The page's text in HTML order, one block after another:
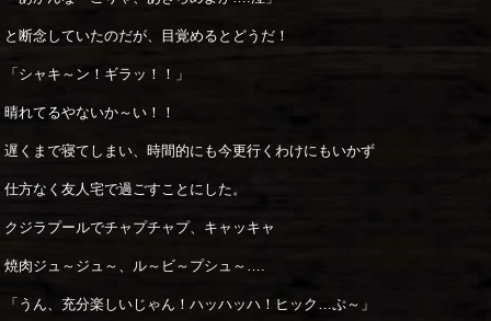
と断念していたのだが、目覚めるとどうだ！
「シャキ～ン！ギラッ！！」
晴れてるやないか～い！！
遅くまで寝てしまい、時間的にも今更行くわけにもいかず
仕方なく友人宅で過ごすことにした。
クジラプールでチャプチャプ、キャッキャ
焼肉ジュ～ジュ～、ル～ビ～プシュ～….
「うん、充分楽しいじゃん！ハッハッハ！ヒック…ぷ～」